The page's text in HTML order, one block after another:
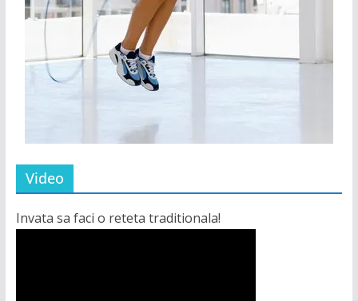
Video
Invata sa faci o reteta traditionala!